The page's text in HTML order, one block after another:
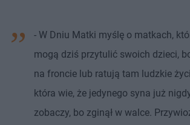
- W Dniu Matki myślę o matkach,
mogą dziś przytulić swoich dzieci,
na froncie lub ratują tam ludzkie
która wie, że jedynego syna już
zobaczy, bo zginął w walce.